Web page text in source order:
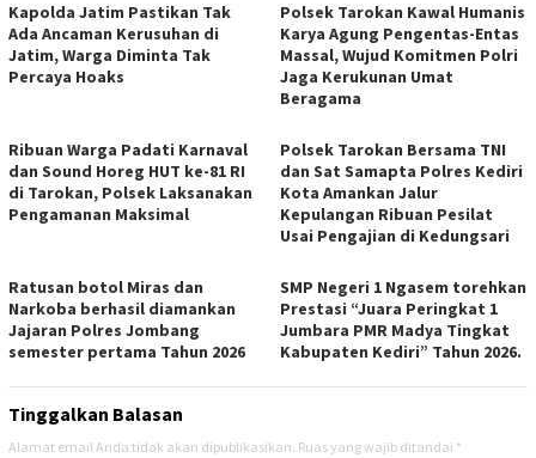
Kapolda Jatim Pastikan Tak
Ada Ancaman Kerusuhan di
Jatim, Warga Diminta Tak
Percaya Hoaks
Polsek Tarokan Kawal Humanis
Karya Agung Pengentas-Entas
Massal, Wujud Komitmen Polri
Jaga Kerukunan Umat
Beragama
Ribuan Warga Padati Karnaval
dan Sound Horeg HUT ke-81 RI
di Tarokan, Polsek Laksanakan
Pengamanan Maksimal
Polsek Tarokan Bersama TNI
dan Sat Samapta Polres Kediri
Kota Amankan Jalur
Kepulangan Ribuan Pesilat
Usai Pengajian di Kedungsari
Ratusan botol Miras dan
Narkoba berhasil diamankan
Jajaran Polres Jombang
semester pertama Tahun 2026
SMP Negeri 1 Ngasem torehkan
Prestasi “Juara Peringkat 1
Jumbara PMR Madya Tingkat
Kabupaten Kediri” Tahun 2026.
Tinggalkan Balasan
Alamat email Anda tidak akan dipublikasikan. Ruas yang wajib ditandai *